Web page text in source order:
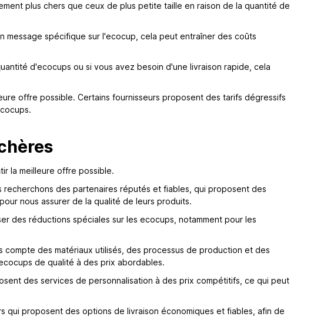
plus chers que ceux de plus petite taille en raison de la quantité de
message spécifique sur l'ecocup, cela peut entraîner des coûts
d'ecocups ou si vous avez besoin d'une livraison rapide, cela
offre possible. Certains fournisseurs proposent des tarifs dégressifs
la meilleure offre possible.
des partenaires réputés et fiables, qui proposent des
nous assurer de la qualité de leurs produits.
des réductions spéciales sur les ecocups, notamment pour les
des matériaux utilisés, des processus de production et des
de qualité à des prix abordables.
des services de personnalisation à des prix compétitifs, ce qui peut
qui proposent des options de livraison économiques et fiables, afin de